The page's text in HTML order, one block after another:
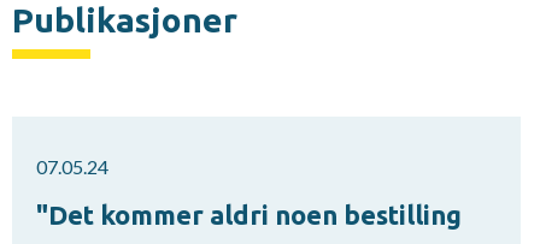
Publikasjoner
07.05.24
"Det kommer aldri noen bestilling